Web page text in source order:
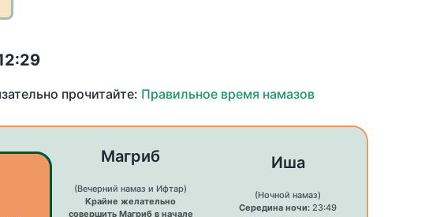
прочитайте: Правильное время намазов
Магриб
(Вечерний намаз и Ифтар)
Крайне желательно
совершить Магриб в начале
Иша
(Ночной намаз)
Середина ночи: 23:49